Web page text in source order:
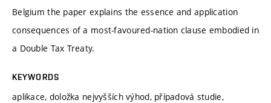
Belgium the paper explains the essence and application
consequences of a most-favoured-nation clause embodied in
a Double Tax Treaty.
KEYWORDS
aplikace, doložka nejvyšších výhod, případová studie,